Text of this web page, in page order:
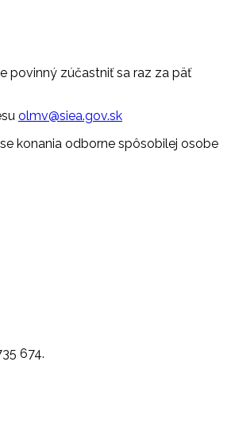
povinný zúčastniť sa raz za päť
olmv@siea.gov.sk
konania odborne spôsobilej osobe
674.